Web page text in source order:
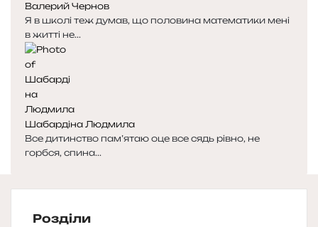
Валерий Чернов
Я в школі теж думав, що половина математики мені
в житті не...
Шабардіна Людмила
Все дитинство пам’ятаю оце все сядь рівно, не
горбся, спина...
Розділи